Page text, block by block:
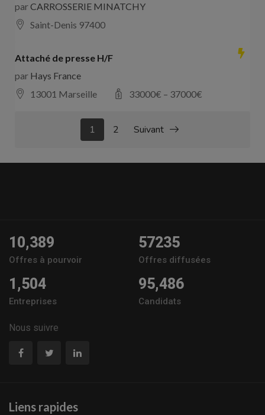
parCARROSSERIE MINATCHY
Saint-Denis 97400
Attaché de presse H/F
par Hays France
13001 Marseille
33000€ – 37000€
1 2 Suivant
10,389
Offres à pourvoir
57235
Offres diffusées
1,504
Entreprises
95,486
Candidats
Nous suivre
Liens rapides